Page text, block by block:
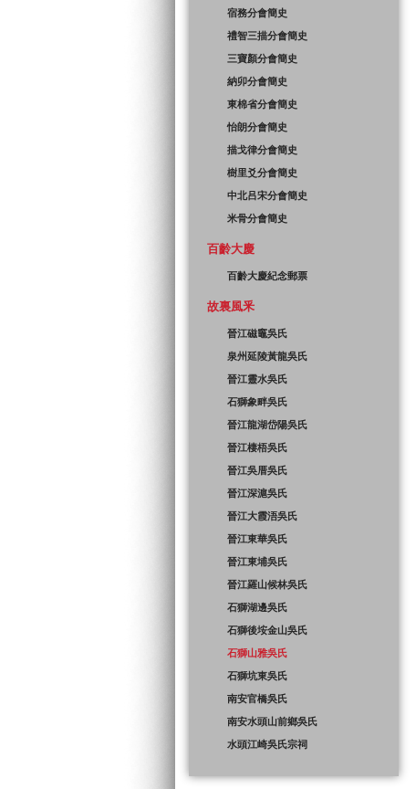
宿務分會簡史
禮智三描分會簡史
三寶顏分會簡史
納卯分會簡史
東棉省分會簡史
怡朗分會簡史
描戈律分會簡史
樹里爻分會簡史
中北吕宋分會簡史
米骨分會簡史
百齡大慶
百齡大慶紀念郵票
故裏風釆
晉江磁竈吳氏
泉州延陵黃龍吳氏
晉江靈水吳氏
石獅象畔吳氏
晉江龍湖岱陽吳氏
晉江棲梧吳氏
晉江吳厝吳氏
晉江深滬吳氏
晉江大霞浯吳氏
晉江東華吳氏
晉江東埔吳氏
晉江羅山候林吳氏
石獅湖邊吳氏
石獅後垵金山吳氏
石獅山雅吳氏
石獅坑東吳氏
南安官橋吳氏
南安水頭山前鄉吳氏
水頭江崎吳氏宗祠